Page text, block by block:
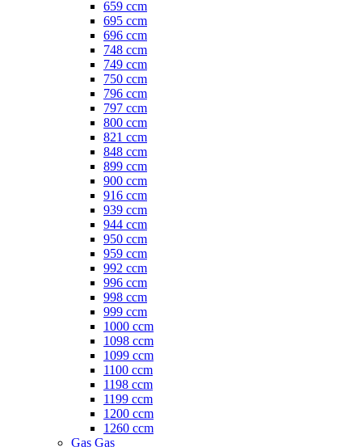
659 ccm
695 ccm
696 ccm
748 ccm
749 ccm
750 ccm
796 ccm
797 ccm
800 ccm
821 ccm
848 ccm
899 ccm
900 ccm
916 ccm
939 ccm
944 ccm
950 ccm
959 ccm
992 ccm
996 ccm
998 ccm
999 ccm
1000 ccm
1098 ccm
1099 ccm
1100 ccm
1198 ccm
1199 ccm
1200 ccm
1260 ccm
Gas Gas